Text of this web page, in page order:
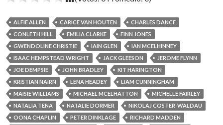
ALFIE ALLEN CARICE VAN HOUTEN
CHARLES DANCE
CONLETH HILL
EMILIA CLARKE
FINN JONES
GWENDOLINE CHRISTIE
IAIN GLEN
IAN MCELHINNEY
ISAAC HEMPSTEAD WRIGHT
JACK GLEESON
JEROME FLYNN
JOE DEMPSIE
JOHN BRADLEY
KIT HARINGTON
KRISTIAN NAIRN
LENA HEADEY
LIAM CUNNINGHAM
MAISIE WILLIAMS
MICHAEL MCELHATTON
MICHELLE FAIRLEY
NATALIA TENA
NATALIE DORMER
NIKOLAJ COSTER-WALDAU
OONA CHAPLIN
PETER DINKLAGE
RICHARD MADDEN